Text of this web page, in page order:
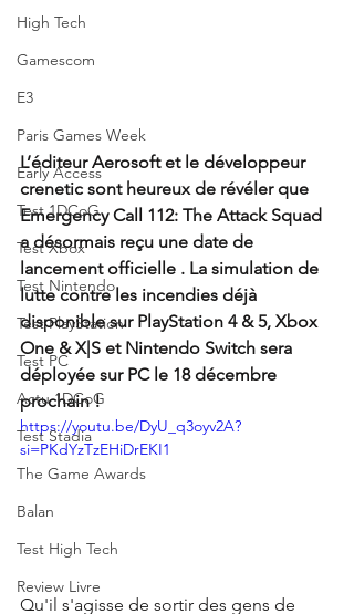
High Tech
Gamescom
E3
Paris Games Week
Early Access
Test 1DCoG
Test Xbox
Test Nintendo
Test PlayStation
Test PC
Actu 1DCoG
Test Stadia
The Game Awards
Balan
Test High Tech
Review Livre
L’éditeur Aerosoft et le développeur
crenetic sont heureux de révéler que
Emergency Call 112: The Attack Squad
a désormais reçu une date de
lancement officielle . La simulation de
lutte contre les incendies déjà
disponible sur PlayStation 4 & 5, Xbox
One & X|S et Nintendo Switch sera
déployée sur PC le 18 décembre
prochain !
https://youtu.be/DyU_q3oyv2A?
si=PKdYzTzEHiDrEKI1
Qu'il s'agisse de sortir des gens de